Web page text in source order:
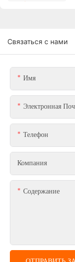
Связаться с нами
Имя
Электронная
Телефон
Компания
Содержание